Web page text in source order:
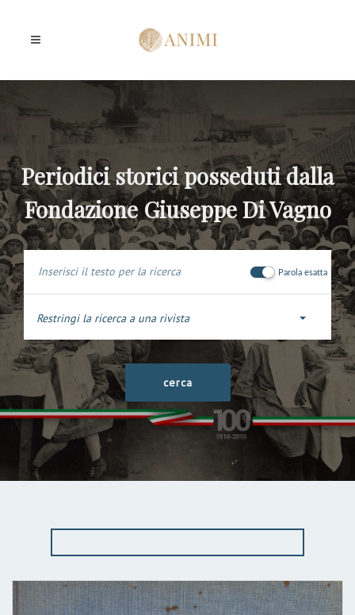
Periodici storici posseduti dalla
Fondazione Giuseppe Di Vagno
Parola esatta
Restringi la ricerca a una rivista